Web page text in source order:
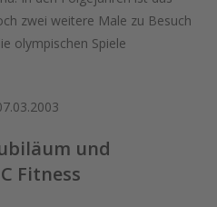
zwei weitere Male zu Besuch
olympischen Spiele
und
Fitness